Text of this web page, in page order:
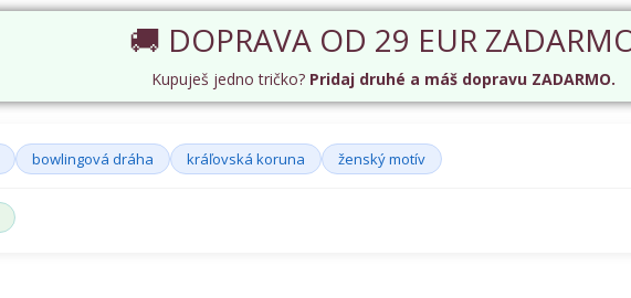
🚚 DOPRAVA OD 29 EUR
Kupuješ jedno tričko? Pridaj druhé a máš dopravu ZADARMO.
bowlingová dráha kráľovská koruna ženský motív